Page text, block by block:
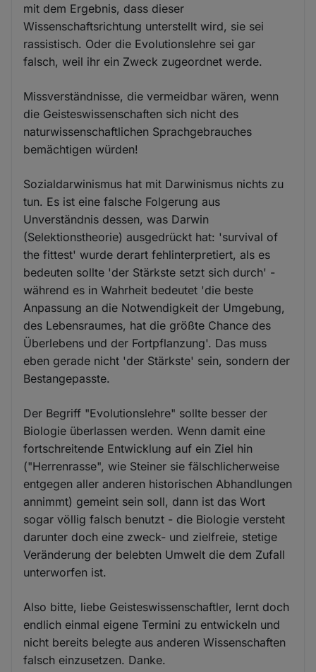
mit dem Ergebnis, dass dieser
Wissenschaftsrichtung unterstellt wird, sie sei
rassistisch. Oder die Evolutionslehre sei gar
falsch, weil ihr ein Zweck zugeordnet werde.
Missverständnisse, die vermeidbar wären, wenn
die Geisteswissenschaften sich nicht des
naturwissenschaftlichen Sprachgebrauches
bemächtigen würden!
Sozialdarwinismus hat mit Darwinismus nichts zu
tun. Es ist eine falsche Folgerung aus
Unverständnis dessen, was Darwin
(Selektionstheorie) ausgedrückt hat: 'survival of
the fittest' wurde derart fehlinterpretiert, als es
bedeuten sollte 'der Stärkste setzt sich durch' -
während es in Wahrheit bedeutet 'die beste
Anpassung an die Notwendigkeit der Umgebung,
des Lebensraumes, hat die größte Chance des
Überlebens und der Fortpflanzung'. Das muss
eben gerade nicht 'der Stärkste' sein, sondern der
Bestangepasste.
Der Begriff "Evolutionslehre" sollte besser der
Biologie überlassen werden. Wenn damit eine
fortschreitende Entwicklung auf ein Ziel hin
("Herrenrasse", wie Steiner sie fälschlicherweise
entgegen aller anderen historischen Abhandlungen
annimmt) gemeint sein soll, dann ist das Wort
sogar völlig falsch benutzt - die Biologie versteht
darunter doch eine zweck- und zielfreie, stetige
Veränderung der belebten Umwelt die dem Zufall
unterworfen ist.
Also bitte, liebe Geisteswissenschaftler, lernt doch
endlich einmal eigene Termini zu entwickeln und
nicht bereits belegte aus anderen Wissenschaften
falsch einzusetzen. Danke.